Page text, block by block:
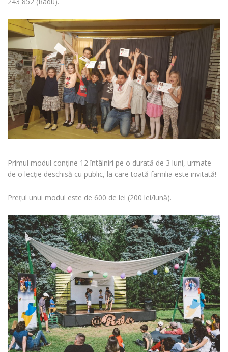
Primul modul conține 12 întâlniri pe o durată de 3 luni, urmate
de o lecție deschisă cu public, la care toată familia este invitată!
Prețul unui modul este de 600 de lei (200 lei/lună).